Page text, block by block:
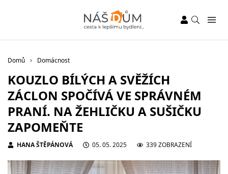
Domů Domácnost
KOUZLO BÍLÝCH A SVĚŽÍCH
ZÁCLON SPOČÍVÁ VE SPRÁVNÉM
PRANÍ. NA ŽEHLIČKU A SUŠIČKU
ZAPOMEŇTE
HANA ŠTĚPÁNOVÁ 05. 05. 2025 339 ZOBRAZENÍ